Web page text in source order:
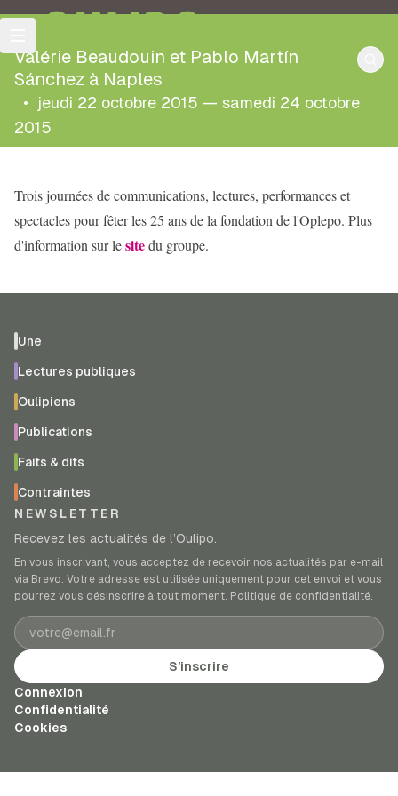
OULIPO
Valérie Beaudouin et Pablo Martín
Sánchez à Naples
• jeudi 22 octobre 2015 — samedi 24 octobre
2015
Trois journées de communications, lectures, performances et
spectacles pour fêter les 25 ans de la fondation de l'Oplepo. Plus
d'information sur lesitedu groupe.
Une
Lectures publiques
Oulipiens
Publications
Faits & dits
Contraintes
NEWSLETTER
Recevez les actualités de l’Oulipo.
En vous inscrivant, vous acceptez de recevoir nos actualités par e-mail
via Brevo. Votre adresse est utilisée uniquement pour cet envoi et vous
pourrez vous désinscrire à tout moment. Politique de confidentialité.
Adresse e-mail
S’inscrire
Connexion
Confidentialité
Cookies